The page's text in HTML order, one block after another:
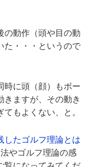
の動作（頭や目の動
た・・・というので
時に頭（顔）もボー
きますが、その動き
もよくない、と。
したゴルフ理論とは
やゴルフ理論の感